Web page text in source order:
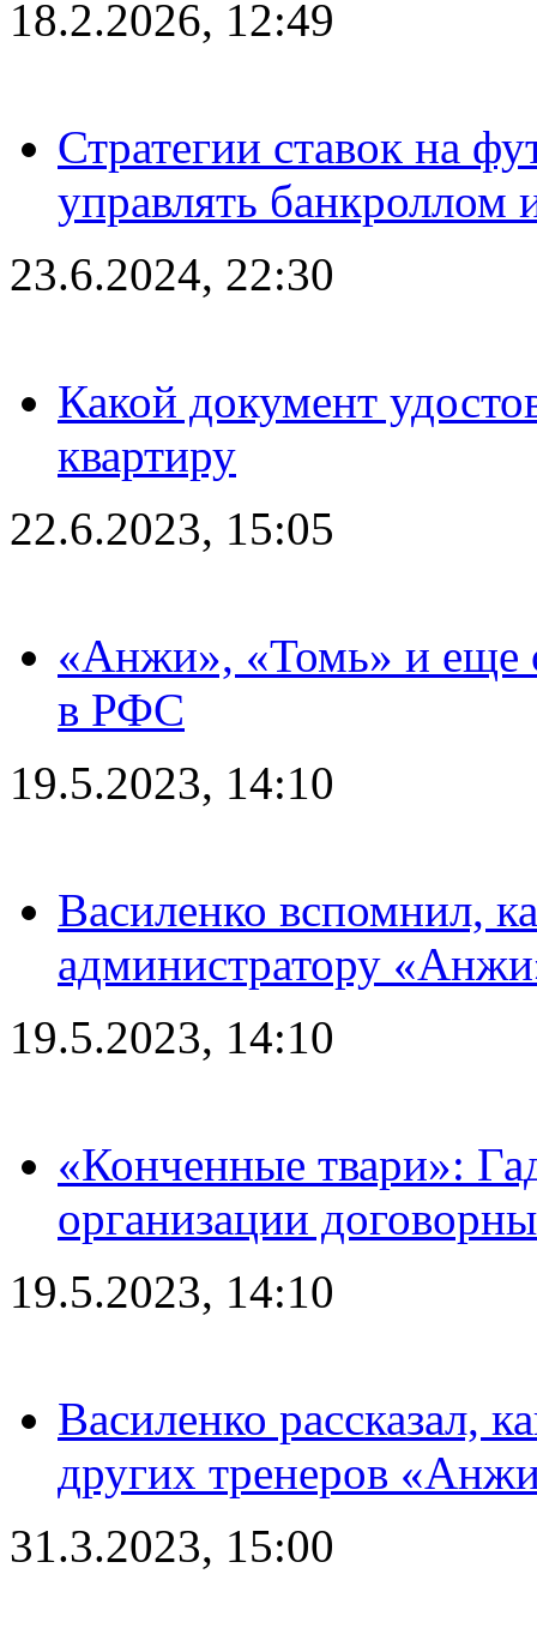
18.2.2026, 12:49
Стратегии ставок на
управлять банкроллом
23.6.2024, 22:30
Какой документ
квартиру
22.6.2023, 15:05
«Анжи», «Томь» и еще
в РФС
19.5.2023, 14:10
Василенко вспомнил,
администратору
19.5.2023, 14:10
«Конченные твари»:
организации
19.5.2023, 14:10
Василенко рассказал,
других тренеров
31.3.2023, 15:00